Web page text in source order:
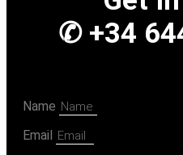
✆ +34
Name
Email